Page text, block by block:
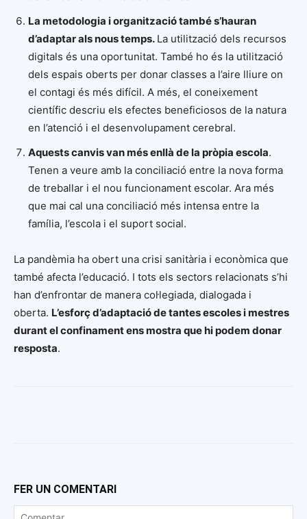
La metodologia i organització també s’hauran
d’adaptar als nous temps. La utilització dels recursos
digitals és una oportunitat. També ho és la utilització
dels espais oberts per donar classes a l’aire lliure on
el contagi és més difícil. A més, el coneixement
científic descriu els efectes beneficiosos de la natura
en l’atenció i el desenvolupament cerebral.
Aquests canvis van més enllà de la pròpia escola.
Tenen a veure amb la conciliació entre la nova forma
de treballar i el nou funcionament escolar. Ara més
que mai cal una conciliació més intensa entre la
família, l’escola i el suport social.
La pandèmia ha obert una crisi sanitària i econòmica que
també afecta l’educació. I tots els sectors relacionats s’hi
han d’enfrontar de manera col·legiada, dialogada i
oberta. L’esforç d’adaptació de tantes escoles i mestres
durant el confinament ens mostra que hi podem donar
resposta.
FER UN COMENTARI